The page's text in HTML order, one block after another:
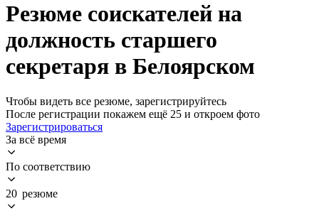
Резюме соискателей на
должность старшего
секретаря в Белоярском
Чтобы видеть все резюме, зарегистрируйтесь
После регистрации покажем ещё 25 и откроем фото
Зарегистрироваться
За всё время
По соответствию
20 резюме